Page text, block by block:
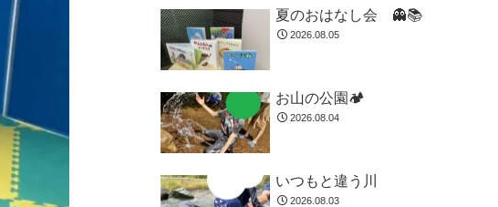
夏のおはなし会 👻📚️
2026.08.05
お山の公園🏕️
2026.08.04
いつもと違う川
2026.08.03